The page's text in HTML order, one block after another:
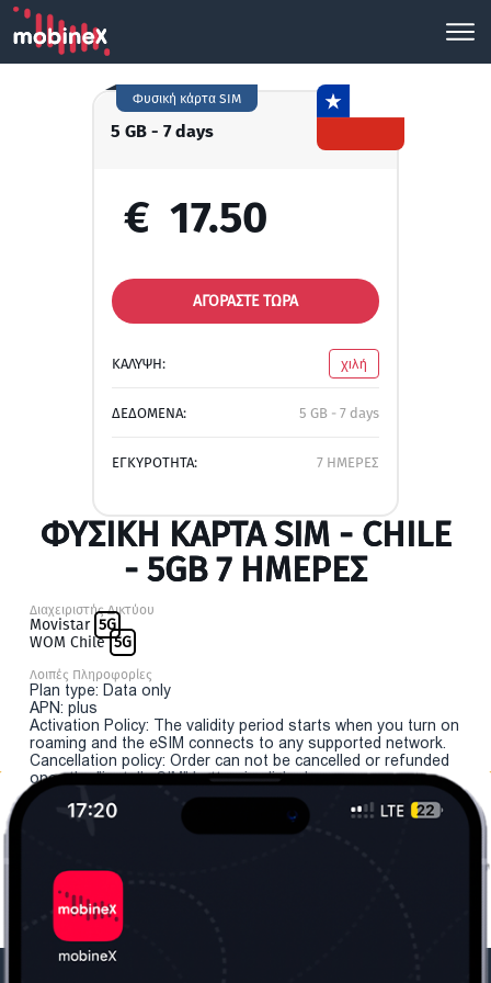
5 GB - 7 days
Φυσική κάρτα SIM
€ 17.50
ΑΓΟΡΑΣΤΕ ΤΩΡΑ
ΚΑΛΥΨΗ: χιλή
ΔΕΔΟΜΕΝΑ: 5 GB - 7 days
ΕΓΚΥΡΟΤΗΤΑ: 7 ΗΜΕΡΕΣ
ΦΥΣΙΚΉ ΚΆΡΤΑ SIM - CHILE
- 5GB 7 ΗΜΕΡΕΣ
Διαχειριστής Δικτύου
Movistar 5G
WOM Chile 5G
Λοιπές Πληροφορίες
Plan type: Data only
APN: plus
Activation Policy: The validity period starts when you turn on
roaming and the eSIM connects to any supported network.
Cancellation policy: Order can not be cancelled or refunded
once the "install eSIM" button is clicked.